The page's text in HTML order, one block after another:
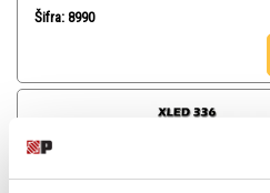
Šifra: 8990